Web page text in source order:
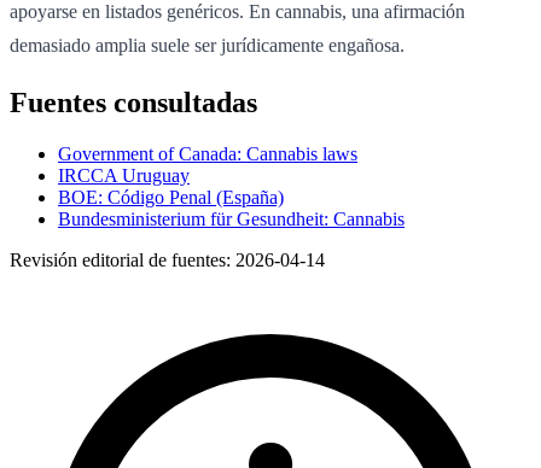
apoyarse en listados genéricos. En cannabis, una afirmación
demasiado amplia suele ser jurídicamente engañosa.
Fuentes consultadas
Government of Canada: Cannabis laws
IRCCA Uruguay
BOE: Código Penal (España)
Bundesministerium für Gesundheit: Cannabis
Revisión editorial de fuentes: 2026-04-14